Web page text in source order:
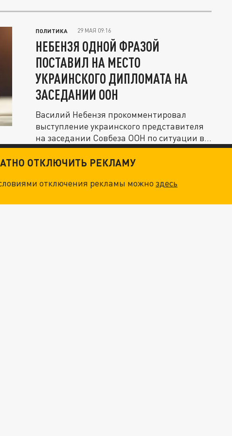
ПОЛИТИКА 29 МАЯ 09:16
НЕБЕНЗЯ ОДНОЙ ФРАЗОЙ
ПОСТАВИЛ НА МЕСТО
УКРАИНСКОГО ДИПЛОМАТА НА
ЗАСЕДАНИИ ООН
Василий Небензя прокомментировал
выступление украинского представителя
на заседании Совбеза ООН по ситуации в...
ОТКЛЮЧИТЬ РЕКЛАМУ
отключения рекламы можноздесь